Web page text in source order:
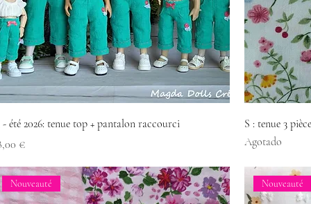
été 2026: tenue top + pantalon raccourci
€
S : tenue 3
Agotado
Nouveauté Nouveauté